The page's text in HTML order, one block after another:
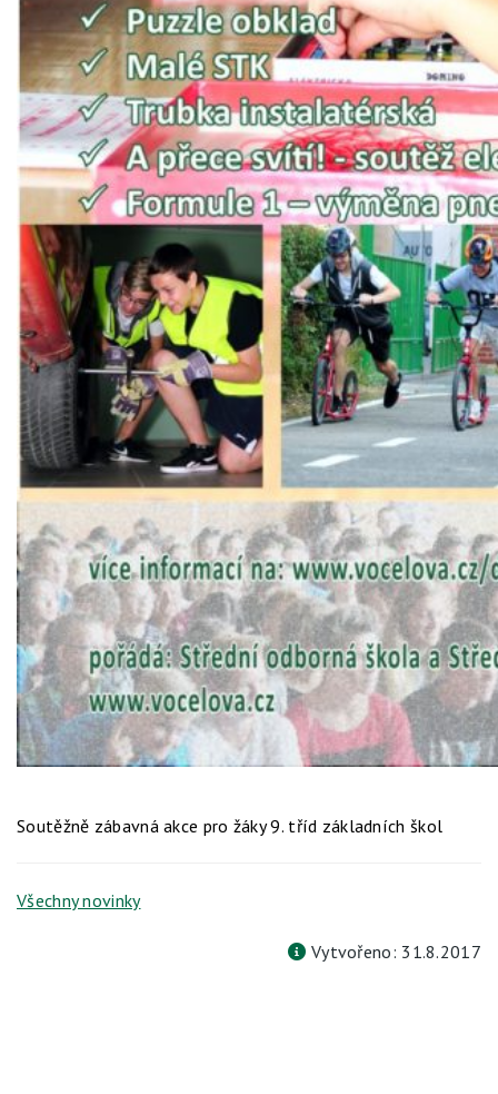
Soutěžně zábavná akce pro žáky 9. tříd základních škol
Všechny novinky
Vytvořeno: 31.8.2017